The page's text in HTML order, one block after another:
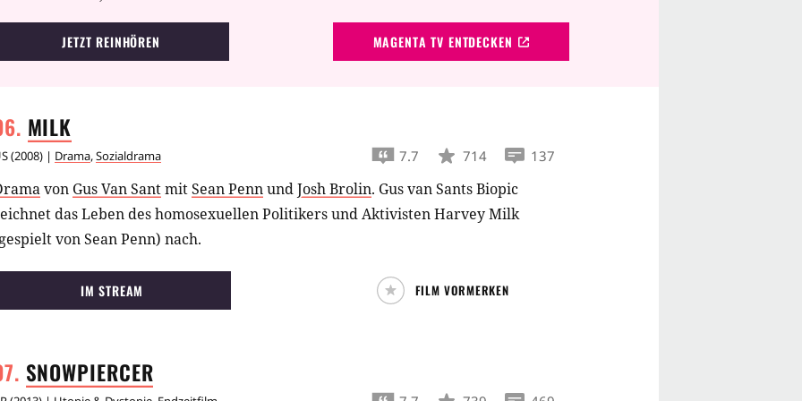
JETZT REINHÖREN MAGENTA TV ENTDECKEN
MILK
(2008) | Drama,Sozialdrama 7.7 714 137
von Gus Van SantmitSean PennundJosh Brolin. Gus van Sants Biopic
das Leben des homosexuellen Politikers und Aktivisten Harvey Milk
von Sean Penn) nach.
IM STREAM FILM VORMERKEN
SNOWPIERCER